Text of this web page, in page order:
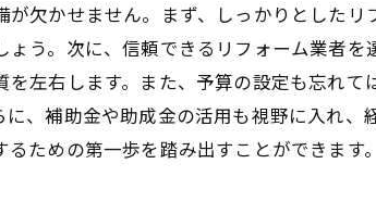
LED照明で省エネと明るさを両立
間接照明による雰囲気作り
調光機能でシーンに合わせた明る
色温度の異なる照明でメリハリをつ
欠かせません。まず、しっかりとした
う。次に、信頼できるリフォーム業者
左右します。また、予算の設定も忘れ
、補助金や助成金の活用も視野に入れ
ための第一歩を踏み出すことができます。